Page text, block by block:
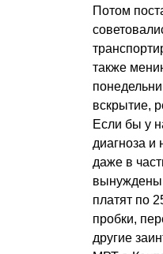
Потом
также
вскрытие,
Если бы у
диагноза и
даже в
вынуждены
платят по
пробки,
другие